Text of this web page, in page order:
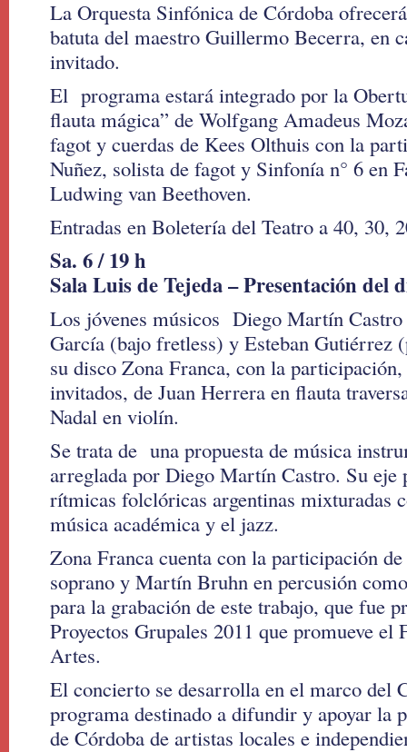
La Orquesta Sinfónica de Córdoba
batuta del maestro Guillermo Becerra, en
invitado.
El programa estará integrado por la
flauta mágica” de Wolfgang Amadeus
fagot y cuerdas de Kees Olthuis con la
Nuñez, solista de fagot y Sinfonía n° 6 en
Ludwing van Beethoven.
Entradas en Boletería del Teatro a 40, 30,
Sa. 6 / 19 h
Sala Luis de Tejeda – Presentación del
Los jóvenes músicos Diego Martín
García (bajo fretless) y Esteban Gutiérrez
su disco Zona Franca, con la
invitados, de Juan Herrera en flauta
Nadal en violín.
Se trata de una propuesta de música
arreglada por Diego Martín Castro. Su eje
rítmicas folclóricas argentinas mixturadas
música académica y el jazz.
Zona Franca cuenta con la participación
soprano y Martín Bruhn en percusión
para la grabación de este trabajo, que fue
Proyectos Grupales 2011 que promueve el
Artes.
El concierto se desarrolla en el marco del
programa destinado a difundir y apoyar la
de Córdoba de artistas locales e